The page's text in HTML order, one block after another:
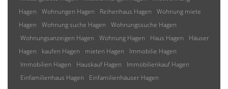
Hagen
Wohnungen Hagen Reihenhaus Hagen
Wohnung miete
Hagen
Wohnung suche Hagen
Wohnungssuche Hagen
Wohnungsanzeigen Hagen
Wohnung Hagen Haus Hagen
Häuser
Hagen
kaufen Hagen mieten Hagen
Immobilie Hagen
Immobilien Hagen
Hauskauf Hagen
Immobilienkauf Hagen
Einfamilienhaus Hagen
Einfamilienhäuser Hagen